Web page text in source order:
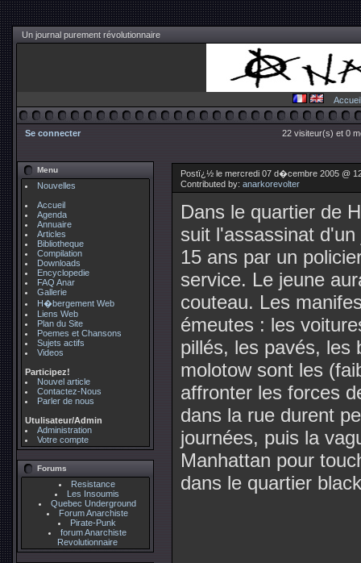
Un journal purement révolutionnaire
Accueil
Se connecter 22 visiteur(s) et 0
Menu
Nouvelles
Accueil
Agenda
Annuaire
Articles
Bibliotheque
Compilation
Downloads
Encyclopedie
FAQ Anar
Gallerie
H�bergement Web
Liens Web
Plan du Site
Poemes et Chansons
Sujets actifs
Videos
Participez!
Nouvel article
Contactez-Nous
Parler de nous
Utulisateur/Admin
Administration
Votre compte
Forums
Resistance
Les Insoumis
Quebec Underground
Forum Anarchiste
Pirate-Punk
forum Anarchiste
Revolutionnaire
Postï¿½ le mercredi 07 d�cembre 2005 @
Contributed by: anarkorevolter
Dans le quartier de
suit l'assassinat
15 ans par un
service. Le jeune
couteau. Les
émeutes : les
pillés, les pavés, les
molotow sont les
affronter les forces
dans la rue durent
journées, puis la
Manhattan pour
dans le quartier